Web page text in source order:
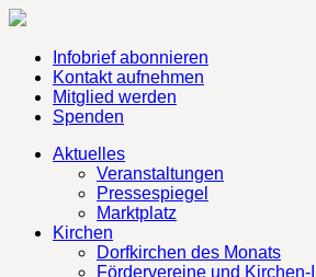
Infobrief abonnieren
Kontakt aufnehmen
Mitglied werden
Spenden
Aktuelles
Veranstaltungen
Pressespiegel
Marktplatz
Kirchen
Dorfkirchen des Monats
Fördervereine und Kirchen-